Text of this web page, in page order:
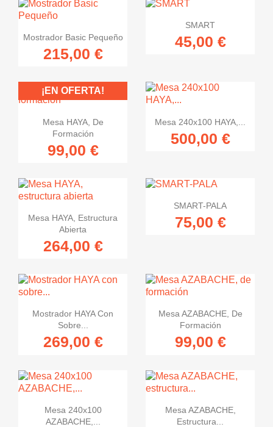
 Vista rápida
Mostrador Basic Pequeño
215,00 €
Vista rápida
SMART
45,00 €
 Vista rápida
Mesa HAYA, De
Formación
99,00 €
¡EN OFERTA!
 Vista rápida
Mesa 240x100 HAYA,...
500,00 €
 Vista rápida
Mesa HAYA, Estructura
Abierta
264,00 €
 Vista rápida
SMART-PALA
75,00 €
 Vista rápida
Mostrador HAYA Con
Sobre...
269,00 €
 Vista rápida
Mesa AZABACHE, De
Formación
99,00 €
 Vista rápida
Mesa 240x100
AZABACHE,...
 Vista rápida
Mesa AZABACHE,
Estructura...